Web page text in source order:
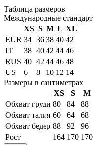
Таблица размеров
Международные
XS S M L XL
EUR 34 36 38 40 42
IT
38 40 42 44 46
RUS 40 42 44 46 48
US
6 8 10 12 14
Размеры в сантиметрах
XS
S M
Обхват груди 80 84 88
Обхват талия 60 64 68
Обхват бедер 88 92 96
Рост
164 170 170